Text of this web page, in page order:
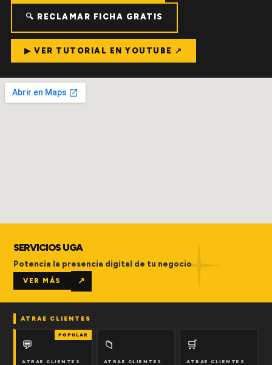
🔍 RECLAMAR FICHA GRATIS
▶ VER TUTORIAL EN YOUTUBE ↗
SERVICIOS UGA
Potencia la presencia digital de tu negocio
VER MÁS ↗
ATRAE CLIENTES
POPULAR
💬
ATRAE CLIENTES
📁
ATRAE CLIENTES
🛒
ATRAE CLIENTES